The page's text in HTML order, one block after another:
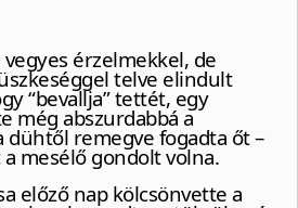
érzelmekkel, de
telve elindult
“bevallja” tettét, egy
még abszurdabbá a
dühtől remegve fogadta őt –
mesélő gondolt volna.
előző nap kölcsönvette a